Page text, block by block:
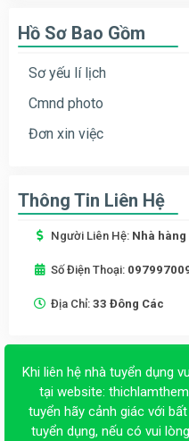
Hồ Sơ Bao Gồm
Sơ yếu lí lịch
Cmnd photo
Đơn xin việc
Thông Tin Liên Hệ
Người Liên Hệ: Nhà
Số Điện Thoại:
Địa Chỉ: 33 Đông Các
Khi liên hệ nhà tuyển dụng
tại website:
tuyển hãy cảnh giác với
tuyển dụng, nếu có vui